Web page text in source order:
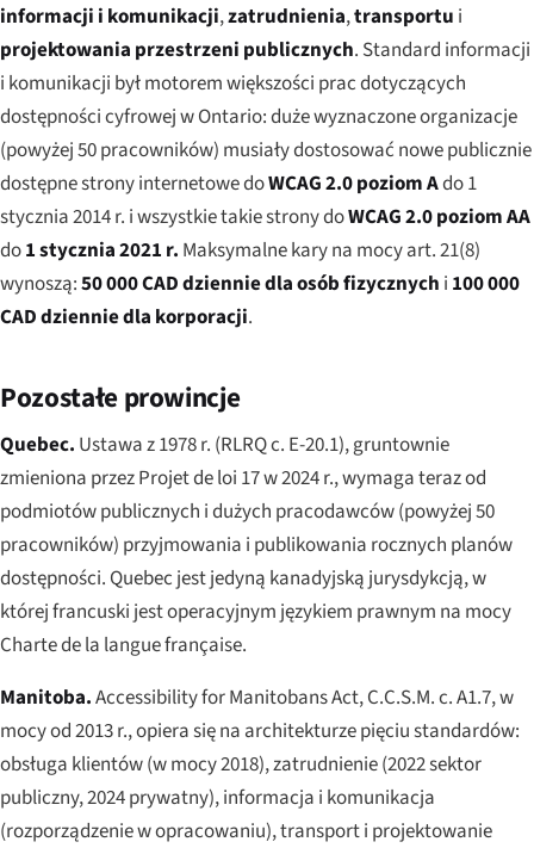
informacji i komunikacji,zatrudnienia,transportu i
projektowania przestrzeni publicznych. Standard informacji
i komunikacji był motorem większości prac dotyczących
dostępności cyfrowej w Ontario: duże wyznaczone organizacje
(powyżej 50 pracowników) musiały dostosować nowe publicznie
dostępne strony internetowe doWCAG 2.0 poziom Ado 1
stycznia 2014 r. i wszystkie takie strony doWCAG 2.0 poziom AA
do1 stycznia 2021 r. Maksymalne kary na mocy art. 21(8)
wynoszą:50 000 CAD dziennie dla osób fizycznych i 100 000
CAD dziennie dla korporacji.
Pozostałe prowincje
Quebec. Ustawa z 1978 r. (RLRQ c. E-20.1), gruntownie
zmieniona przezProjet de loi 17w 2024 r., wymaga teraz od
podmiotów publicznych i dużych pracodawców (powyżej 50
pracowników) przyjmowania i publikowania rocznych planów
dostępności. Quebec jest jedyną kanadyjską jurysdykcją, w
której francuski jest operacyjnym językiem prawnym na mocy
Charte de la langue française.
Manitoba.Accessibility for Manitobans Act, C.C.S.M. c. A1.7, w
mocy od 2013 r., opiera się na architekturze pięciu standardów:
obsługa klientów (w mocy 2018), zatrudnienie (2022 sektor
publiczny, 2024 prywatny), informacja i komunikacja
(rozporządzenie w opracowaniu), transport i projektowanie